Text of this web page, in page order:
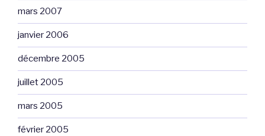
mars 2007
janvier 2006
décembre 2005
juillet 2005
mars 2005
février 2005